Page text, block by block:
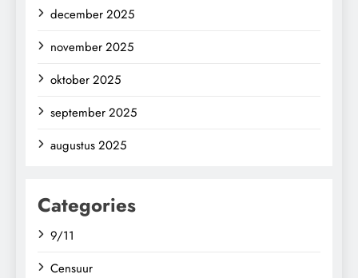
december 2025
november 2025
oktober 2025
september 2025
augustus 2025
Categories
9/11
Censuur